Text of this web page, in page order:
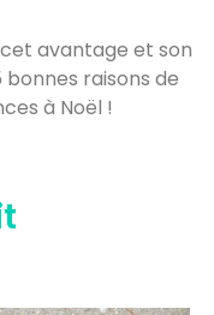
avantage et son
raisons de
à Noël !